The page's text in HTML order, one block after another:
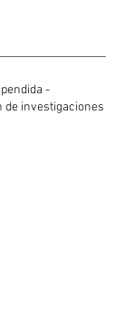
-
investigaciones -